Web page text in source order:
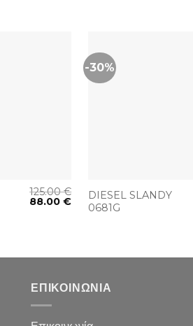
125.00€
88.00€
-30%
DIESEL SLANDY
0681G
ΕΠΙΚΟΙΝΩΝΙΑ